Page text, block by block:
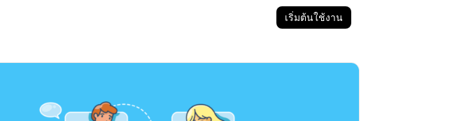
เริ่มต้นใช้งาน